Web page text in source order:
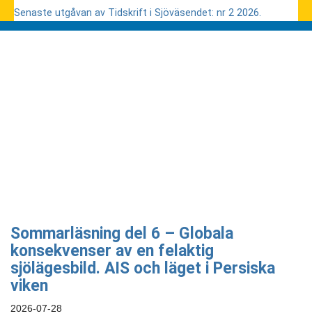
Senaste utgåvan av Tidskrift i Sjöväsendet: nr 2 2026.
Sommarläsning del 6 – Globala
konsekvenser av en felaktig
sjölägesbild. AIS och läget i Persiska
viken
2026-07-28